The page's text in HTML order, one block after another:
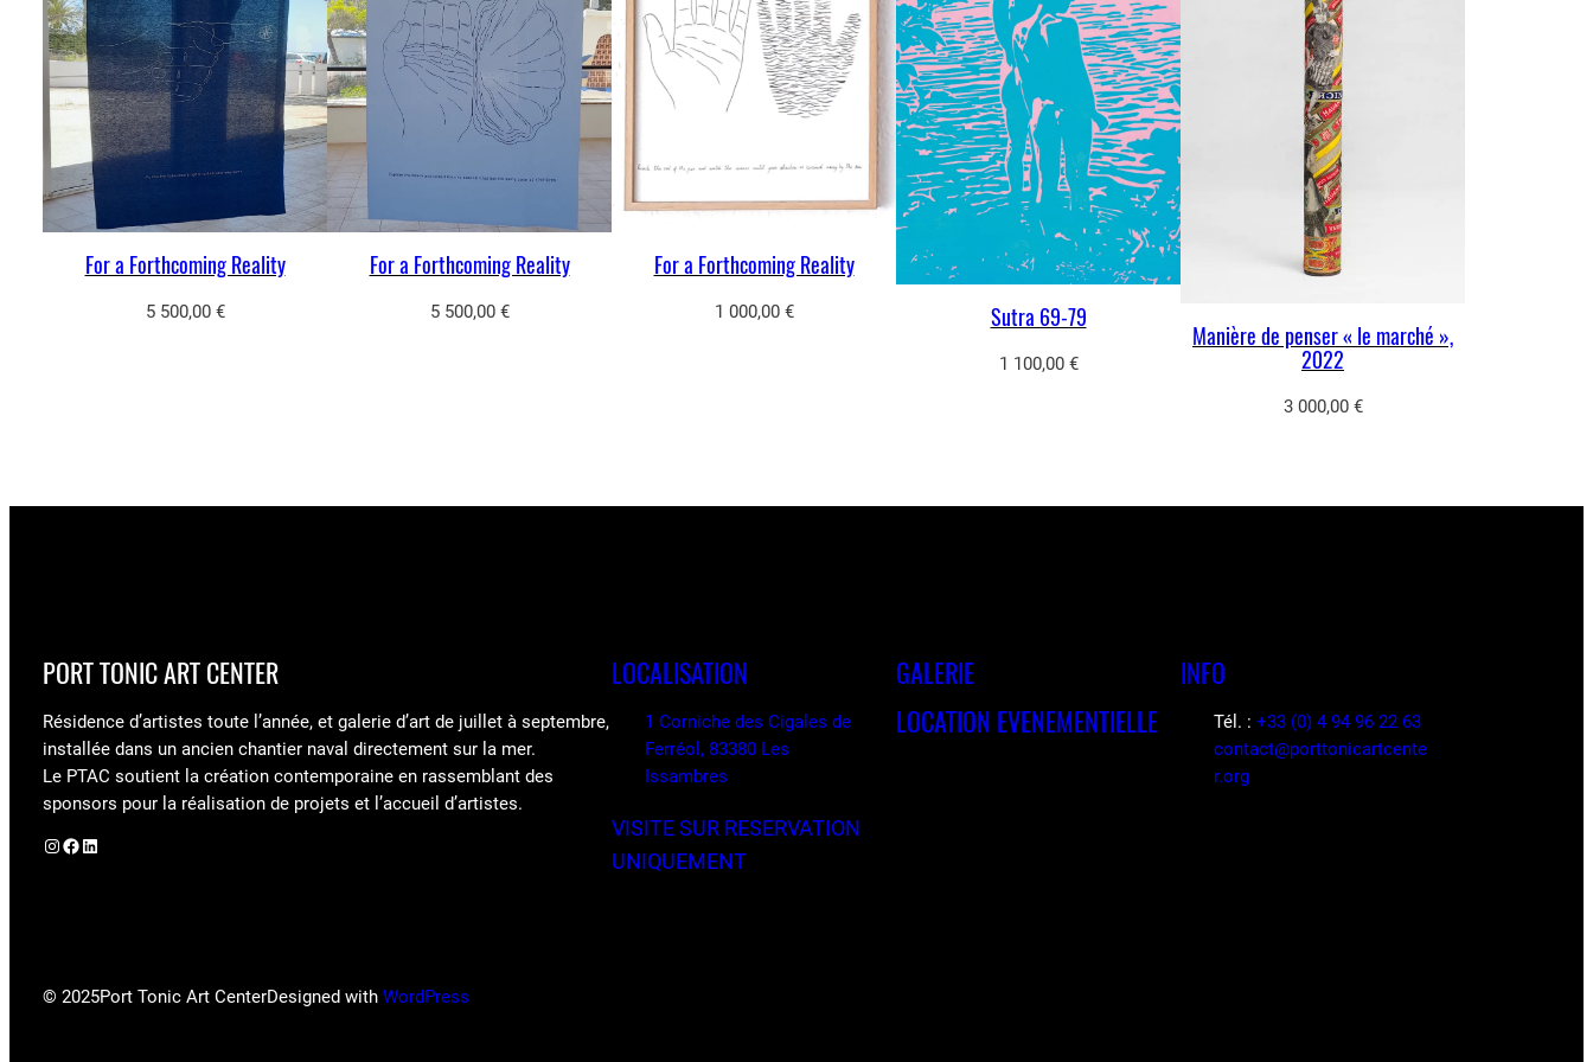
For a Forthcoming Reality
5 500,00 €
For a Forthcoming Reality
5 500,00 €
For a Forthcoming Reality
1 000,00 € Sutra 69-79
1 100,00 €
Manière de penser « le marché »,
2022
3 000,00 €
PORT TONIC ART CENTER
Résidence d’artistes toute l’année, et galerie d’art de juillet à septembre,
installée dans un ancien chantier naval directement sur la mer.
Le PTAC soutient la création contemporaine en rassemblant des
sponsors pour la réalisation de projets et l’accueil d’artistes.
Instagram Facebook LinkedIn
LOCALISATION
1 Corniche des Cigales de
Ferréol, 83380 Les
Issambres
VISITE SUR RESERVATION
UNIQUEMENT
GALERIE
LOCATION EVENEMENTIELLE
INFO
Tél. : +33 (0) 4 94 96 22 63
contact@porttonicartcente
r.org
© 2025Port Tonic Art CenterDesigned with WordPress